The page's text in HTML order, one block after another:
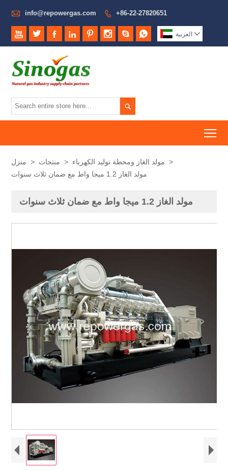
 info@repowergas.com  +86-22-27820651
        العربية 

منزل > منتجات > مولد الغاز ومحطة توليد الكهرباء >
مولد الغاز 1.2 ميجا واط مع ضمان ثلاث سنوات
مولد الغاز 1.2 ميجا واط مع ضمان ثلاث سنوات